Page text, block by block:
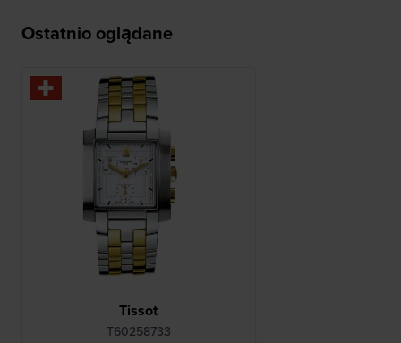
Ostatnio oglądane
Tissot
T60258733